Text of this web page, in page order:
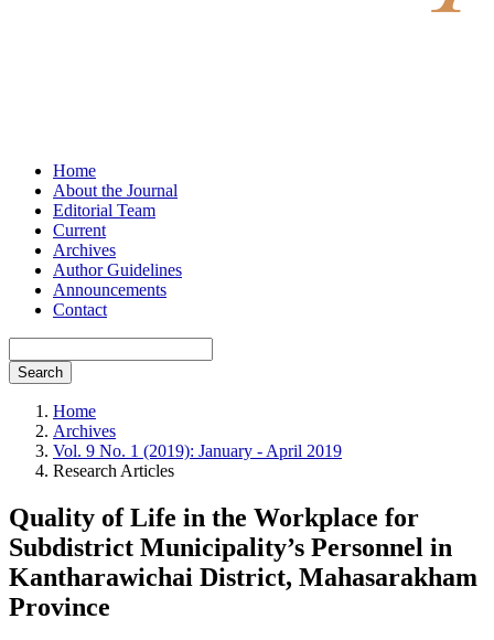
Home
About the Journal
Editorial Team
Current
Archives
Author Guidelines
Announcements
Contact
Search
Home
Archives
Vol. 9 No. 1 (2019): January - April 2019
Research Articles
Quality of Life in the Workplace for
Subdistrict Municipality’s Personnel in
Kantharawichai District, Mahasarakham
Province